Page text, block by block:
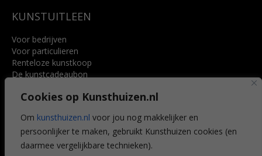
Cookies op Kunsthuizen.nl
Om kunsthuizen.nl voor jou nog makkelijker en
persoonlijker te maken, gebruikt Kunsthuizen cookies (en
daarmee vergelijkbare technieken).
KUNSTUITLEEN
Voor bedrijven
Voor particulieren
Renteloze kunstkoop
De kunstcadeaubon
Voordelen
Veelgestelde vragen
CONTACT